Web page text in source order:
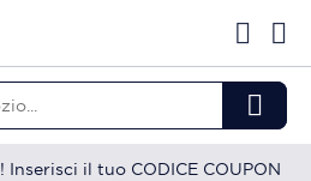
il tuo CODICE COUPON